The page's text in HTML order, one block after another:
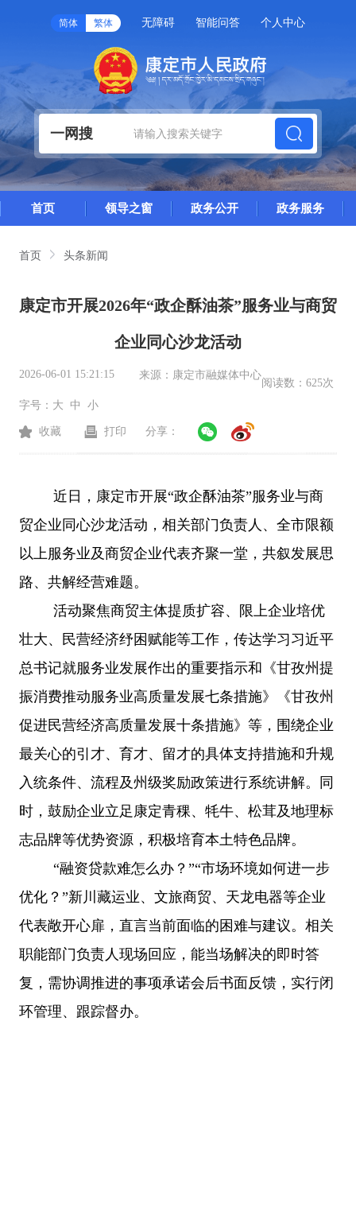
简体 繁体 无障碍 智能问答 个人中心
一网搜
首页 领导之窗 政务公开 政务服务
首页 头条新闻
康定市开展2026年“政企酥油茶”服务业与商贸
企业同心沙龙活动
2026-06-01 15:21:15 来源： 康定市融媒体中心
阅读数： 625次
字号： 大 中 小
收藏 打印 分享：
近日，康定市开展“政企酥油茶”服务业与商
贸企业同心沙龙活动，相关部门负责人、全市限额
以上服务业及商贸企业代表齐聚一堂，共叙发展思
路、共解经营难题。
活动聚焦商贸主体提质扩容、限上企业培优
壮大、民营经济纾困赋能等工作，传达学习习近平
总书记就服务业发展作出的重要指示和《甘孜州提
振消费推动服务业高质量发展七条措施》《甘孜州
促进民营经济高质量发展十条措施》等，围绕企业
最关心的引才、育才、留才的具体支持措施和升规
入统条件、流程及州级奖励政策进行系统讲解。同
时，鼓励企业立足康定青稞、牦牛、松茸及地理标
志品牌等优势资源，积极培育本土特色品牌。
“融资贷款难怎么办？”“市场环境如何进一步
优化？”新川藏运业、文旅商贸、天龙电器等企业
代表敞开心扉，直言当前面临的困难与建议。相关
职能部门负责人现场回应，能当场解决的即时答
复，需协调推进的事项承诺会后书面反馈，实行闭
环管理、跟踪督办。